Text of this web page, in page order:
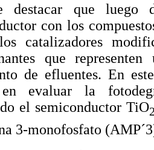
destacar que
con los
catalizadores
que
de efluentes. En
evaluar la
el semiconductor TiO
3-monofosfato